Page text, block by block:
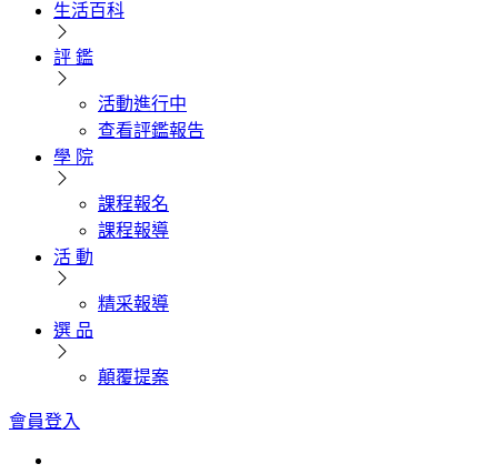
生活百科
評 鑑
活動進行中
查看評鑑報告
學 院
課程報名
課程報導
活 動
精采報導
選 品
顛覆提案
會員登入